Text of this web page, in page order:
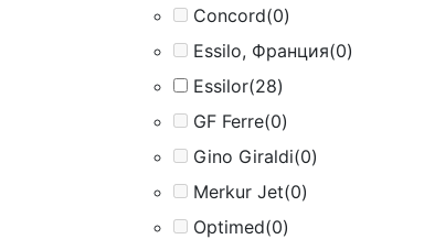
Concord(0)
Essilo, Франция(0)
Essilor(28)
GF Ferre(0)
Gino Giraldi(0)
Merkur Jet(0)
Optimed(0)